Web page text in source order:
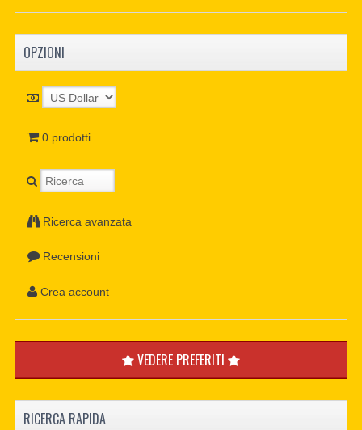
OPZIONI
0 prodotti
Ricerca avanzata
Recensioni
Crea account
VEDERE PREFERITI
RICERCA RAPIDA